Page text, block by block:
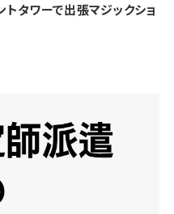
トタワーで出張マジックショ